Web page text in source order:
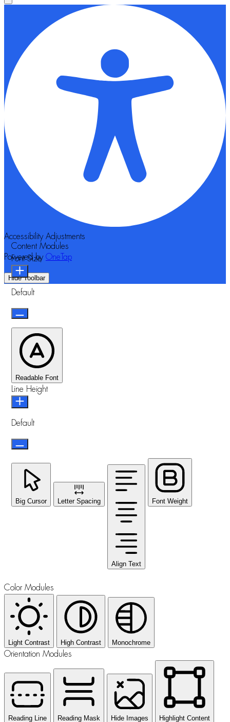
Accessibility Adjustments
Powered by OneTap
Hide Toolbar
Content Modules
Font Size
Default
Readable Font
Line Height
Default
Big Cursor Letter Spacing
Align Text
Font Weight
Color Modules
Light Contrast High Contrast Monochrome
Orientation Modules
Reading Line Reading Mask Hide Images Highlight Content